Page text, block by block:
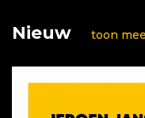
Nieuw toon